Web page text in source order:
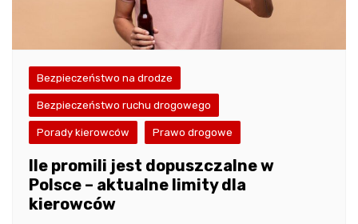
Bezpieczeństwo na drodze
Bezpieczeństwo ruchu drogowego
Porady kierowców Prawo drogowe
Ile promili jest dopuszczalne w
Polsce – aktualne limity dla
kierowców